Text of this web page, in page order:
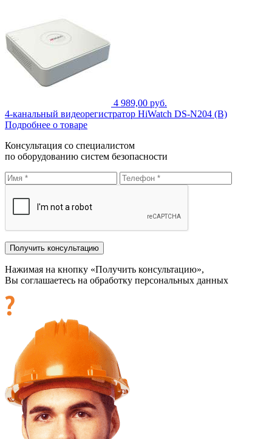
4 989,00 руб.
4-канальный видеорегистратор HiWatch DS-N204 (B)
Подробнее о товаре
Консультация со специалистом
по оборудованию систем безопасности
Нажимая на кнопку «Получить консультацию»,
Вы соглашаетесь на обработку персональных данных